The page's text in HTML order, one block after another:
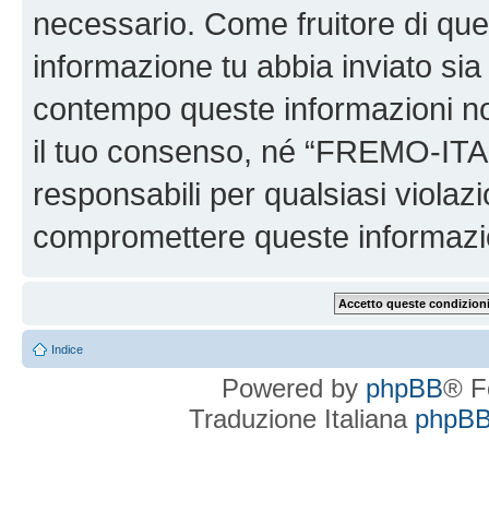
necessario. Come fruitore di
informazione tu abbia inviato
contempo queste informazioni
il tuo consenso, né “FREMO-
responsabili per qualsiasi
compromettere queste
Indice
Powered by phpBB®
Traduzione Italiana